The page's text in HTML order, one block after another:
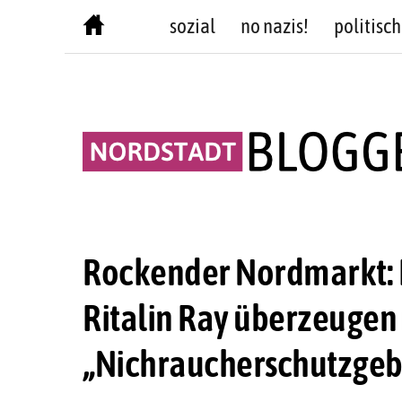
sozial no nazis! politisch
Rockender Nordmarkt:
Ritalin Ray